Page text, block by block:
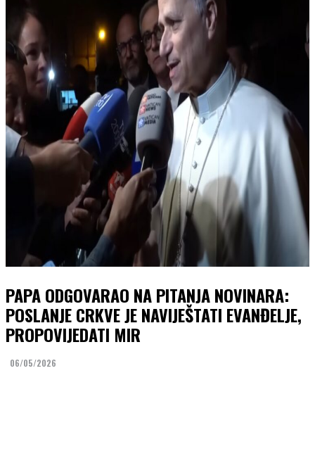
PAPA ODGOVARAO NA PITANJA NOVINARA:
POSLANJE CRKVE JE NAVIJEŠTATI EVANĐELJE,
PROPOVIJEDATI MIR
06/05/2026